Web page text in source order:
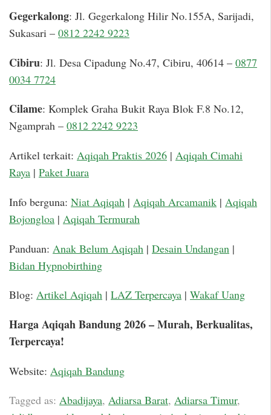
Gegerkalong: Jl. Gegerkalong Hilir No.155A, Sarijadi,
Sukasari – 0812 2242 9223
Cibiru: Jl. Desa Cipadung No.47, Cibiru, 40614 – 0877
0034 7724
Cilame: Komplek Graha Bukit Raya Blok F.8 No.12,
Ngamprah – 0812 2242 9223
Artikel terkait: Aqiqah Praktis 2026 | Aqiqah Cimahi
Raya | Paket Juara
Info berguna: Niat Aqiqah | Aqiqah Arcamanik | Aqiqah
Bojongloa | Aqiqah Termurah
Panduan: Anak Belum Aqiqah | Desain Undangan |
Bidan Hypnobirthing
Blog: Artikel Aqiqah | LAZ Terpercaya | Wakaf Uang
Harga Aqiqah Bandung 2026 – Murah, Berkualitas,
Terpercaya!
Website: Aqiqah Bandung
Tagged as: Abadijaya, Adiarsa Barat, Adiarsa Timur,